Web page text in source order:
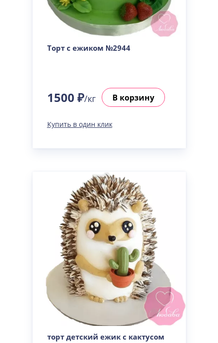
Торт с ежиком №2944
1500 ₽/кг В корзину
Купить в один клик
торт детский ежик с кактусом